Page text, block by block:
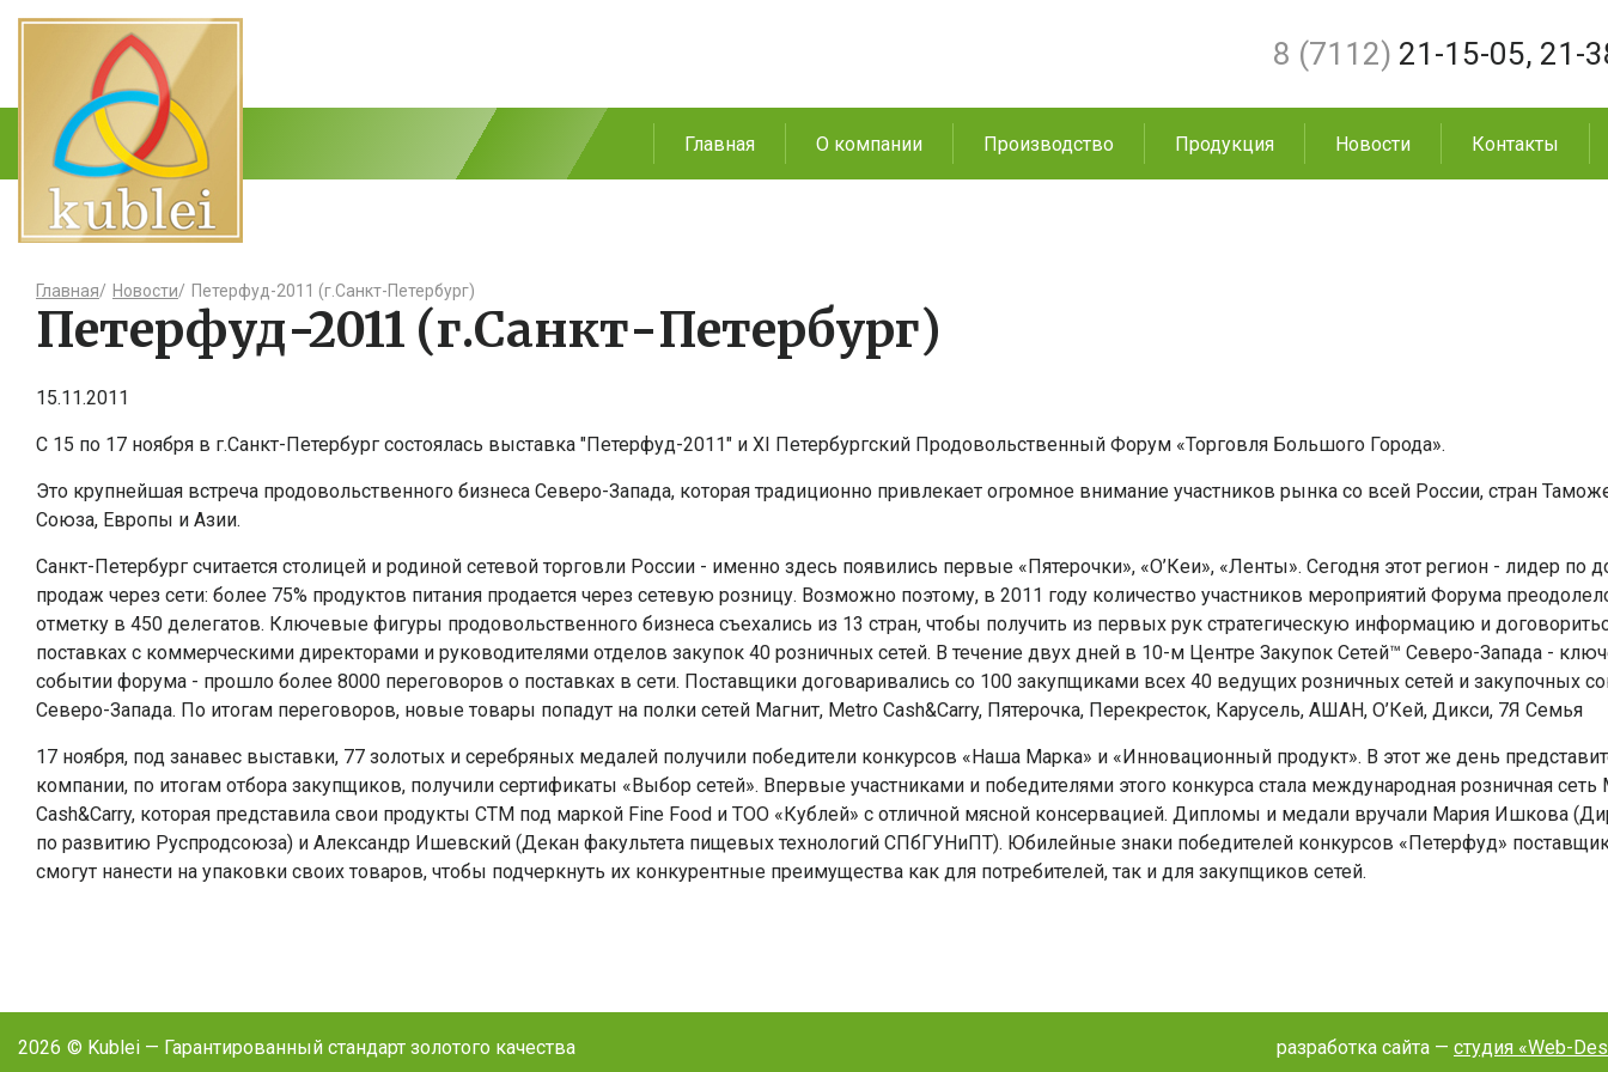
8 (7112) 21-15-05, 21-
Главная О компании Производство Продукция Новости Контакты
Главная/ Новости/ Петерфуд-2011 (г.Санкт-Петербург)
Петерфуд-2011 (г.Санкт-Петербург)
15.11.2011
С 15 по 17 ноября в г.Санкт-Петербург состоялась выставка "Петерфуд-2011" и XI Петербургский Продовольственный Форум «Торговля Большого Города».
Это крупнейшая встреча продовольственного бизнеса Северо-Запада, которая традиционно привлекает огромное внимание участников рынка со всей России, стран
Союза, Европы и Азии.
Санкт-Петербург считается столицей и родиной сетевой торговли России - именно здесь появились первые «Пятерочки», «О’Кеи», «Ленты». Сегодня этот регион - лидер по
продаж через сети: более 75% продуктов питания продается через сетевую розницу. Возможно поэтому, в 2011 году количество участников мероприятий Форума
отметку в 450 делегатов. Ключевые фигуры продовольственного бизнеса съехались из 13 стран, чтобы получить из первых рук стратегическую информацию и
поставках с коммерческими директорами и руководителями отделов закупок 40 розничных сетей. В течение двух дней в 10-м Центре Закупок Сетей™ Северо-Запада -
событии форума - прошло более 8000 переговоров о поставках в сети. Поставщики договаривались со 100 закупщиками всех 40 ведущих розничных сетей и закупочных
Северо-Запада. По итогам переговоров, новые товары попадут на полки сетей Магнит, Metro Cash&Carry, Пятерочка, Перекресток, Карусель, АШАН, О’Кей, Дикси, 7Я Семья
17 ноября, под занавес выставки, 77 золотых и серебряных медалей получили победители конкурсов «Наша Марка» и «Инновационный продукт». В этот же день
компании, по итогам отбора закупщиков, получили сертификаты «Выбор сетей». Впервые участниками и победителями этого конкурса стала международная розничная сеть
Cash&Carry, которая представила свои продукты СТМ под маркой Fine Food и ТОО «Кублей» с отличной мясной консервацией. Дипломы и медали вручали Мария Ишкова
по развитию Руспродсоюза) и Александр Ишевский (Декан факультета пищевых технологий СПбГУНиПТ). Юбилейные знаки победителей конкурсов «Петерфуд»
смогут нанести на упаковки своих товаров, чтобы подчеркнуть их конкурентные преимущества как для потребителей, так и для закупщиков сетей.
2026 © Kublei — Гарантированный стандарт золотого качества разработка сайта — студия «Web-